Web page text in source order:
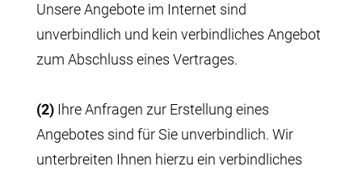
Unsere Angebote im Internet sind
unverbindlich und kein verbindliches Angebot
zum Abschluss eines Vertrages.
(2)Ihre Anfragen zur Erstellung eines
Angebotes sind für Sie unverbindlich. Wir
unterbreiten Ihnen hierzu ein verbindliches